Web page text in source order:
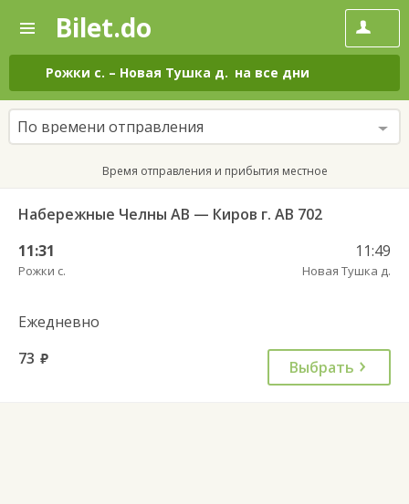
—
Поиск
и
покупка
билетов
на
автобус
онлайн
Bilet.do
Рожки с. – Новая Тушка д. на все дни
По времени отправления
Время отправления и прибытия местное
Набережные Челны АВ — Киров г. АВ 702
11:31
Рожки с.
11:49
Новая Тушка д.
Ежедневно
73 руб. Выбрать